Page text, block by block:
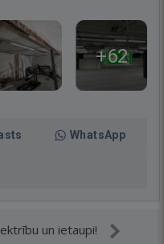
+62
WhatsApp
un ietaupi!